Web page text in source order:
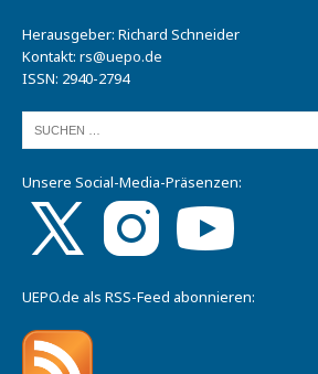
Herausgeber: Richard Schneider
Kontakt: rs@uepo.de
ISSN: 2940-2794
Unsere Social-Media-Präsenzen:
UEPO.de als RSS-Feed abonnieren: